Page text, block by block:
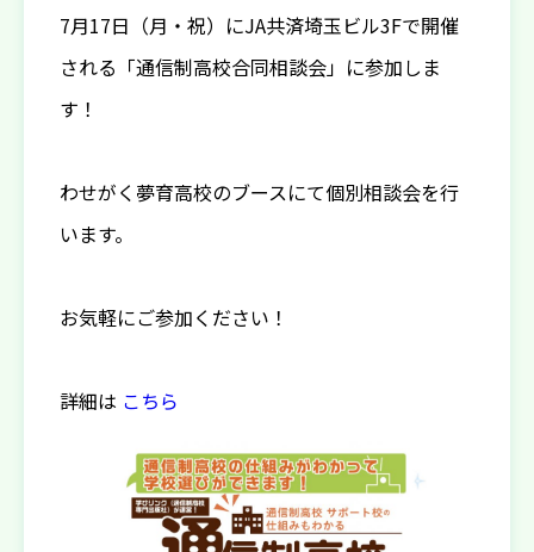
7月17日（月・祝）にJA共済埼玉ビル3Fで開催
される「通信制高校合同相談会」に参加しま
す！
わせがく夢育高校のブースにて個別相談会を行
います。
お気軽にご参加ください！
詳細は こちら